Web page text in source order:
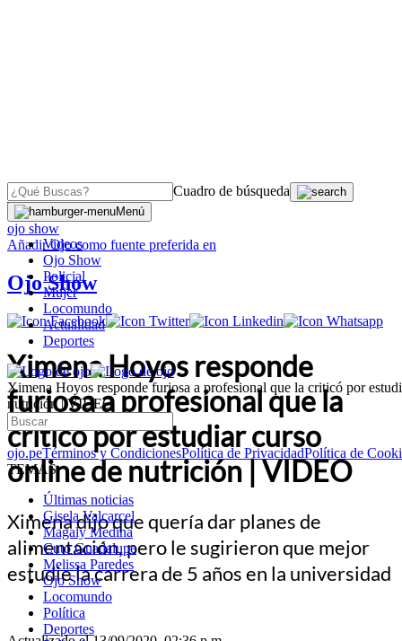
Cuadro de búsqueda
Menú
Videos
Ojo Show
Policial
Mujer
Locomundo
Actualidad
Deportes
Ximena Hoyos responde furiosa a profesional que la criticó por
nutrición | VIDEO
ojo.peTérminos y CondicionesPolítica de PrivacidadPolítica de
TEMAS:
Últimas noticias
Gisela Valcarcel
Magaly Medina
Cuto Guadalupe
Melissa Paredes
Ojo Show
Locomundo
Política
Deportes
OJO
ojo show
AñadirOjocomo fuente preferida en
Ojo Show
Ximena Hoyos responde
furiosa a profesional que la
criticó por estudiar curso
online de nutrición | VIDEO
Ximena dijo que quería dar planes de
alimentación, pero le sugirieron que mejor
estudie la carrera de 5 años en la universidad